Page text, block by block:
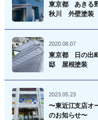
東京都 あきる
秋川 外壁塗
2020.08.07
東京都 日の出
邸 屋根塗装
2023.05.23
〜東近江支店オ
のお知らせ〜